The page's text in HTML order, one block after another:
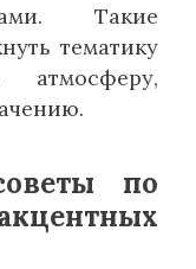
Такие
тематику
по